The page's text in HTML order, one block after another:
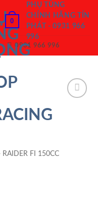
0
PHỤ TÙNG
CHÍNH HÃNG TÍN
PHÁT - 0931 966
996
0931 966 996
RAIDER FI 150CC